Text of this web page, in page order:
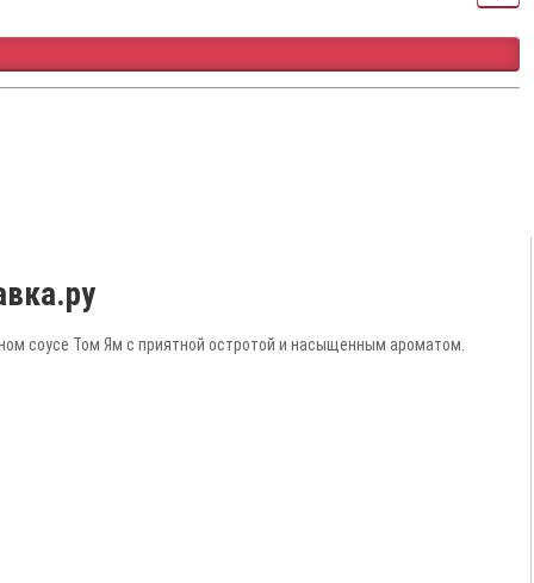
соусе Том Ям с приятной остротой и насыщенным ароматом.